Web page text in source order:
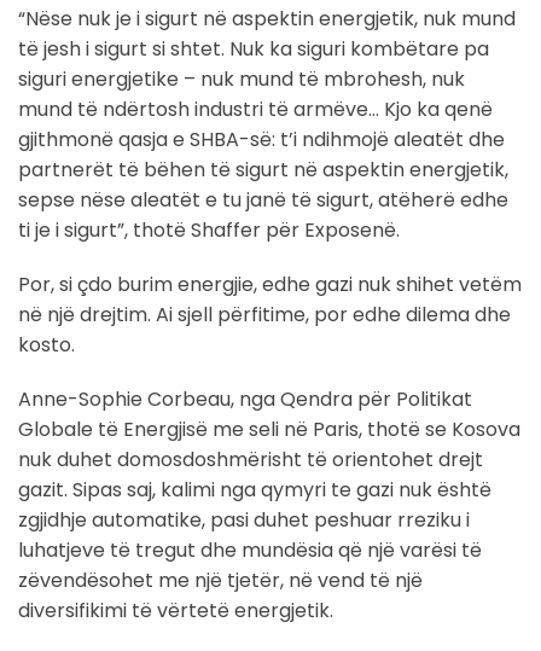
“Nëse nuk je i sigurt në aspektin energjetik, nuk mund
të jesh i sigurt si shtet. Nuk ka siguri kombëtare pa
siguri energjetike – nuk mund të mbrohesh, nuk
mund të ndërtosh industri të armëve… Kjo ka qenë
gjithmonë qasja e SHBA-së: t’i ndihmojë aleatët dhe
partnerët të bëhen të sigurt në aspektin energjetik,
sepse nëse aleatët e tu janë të sigurt, atëherë edhe
ti je i sigurt”, thotë Shaffer për Exposenë.
Por, si çdo burim energjie, edhe gazi nuk shihet vetëm
në një drejtim. Ai sjell përfitime, por edhe dilema dhe
kosto.
Anne-Sophie Corbeau, nga Qendra për Politikat
Globale të Energjisë me seli në Paris, thotë se Kosova
nuk duhet domosdoshmërisht të orientohet drejt
gazit. Sipas saj, kalimi nga qymyri te gazi nuk është
zgjidhje automatike, pasi duhet peshuar rreziku i
luhatjeve të tregut dhe mundësia që një varësi të
zëvendësohet me një tjetër, në vend të një
diversifikimi të vërtetë energjetik.